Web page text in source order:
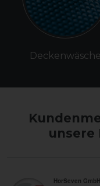
Deckenwäsche
unsere